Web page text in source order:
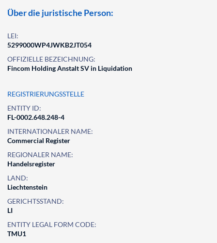
Über die juristische Person:
LEI:
5299000WP4JWKB2JT054
OFFIZIELLE BEZEICHNUNG:
Fincom Holding Anstalt SV in Liquidation
REGISTRIERUNGSSTELLE
ENTITY ID:
FL-0002.648.248-4
INTERNATIONALER NAME:
Commercial Register
REGIONALER NAME:
Handelsregister
LAND:
Liechtenstein
GERICHTSSTAND:
LI
ENTITY LEGAL FORM CODE:
TMU1